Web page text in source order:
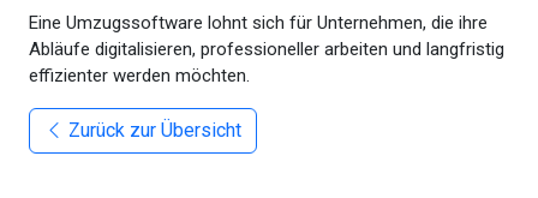
Eine Umzugssoftware lohnt sich für Unternehmen, die ihre
Abläufe digitalisieren, professioneller arbeiten und langfristig
effizienter werden möchten.
Zurück zur Übersicht